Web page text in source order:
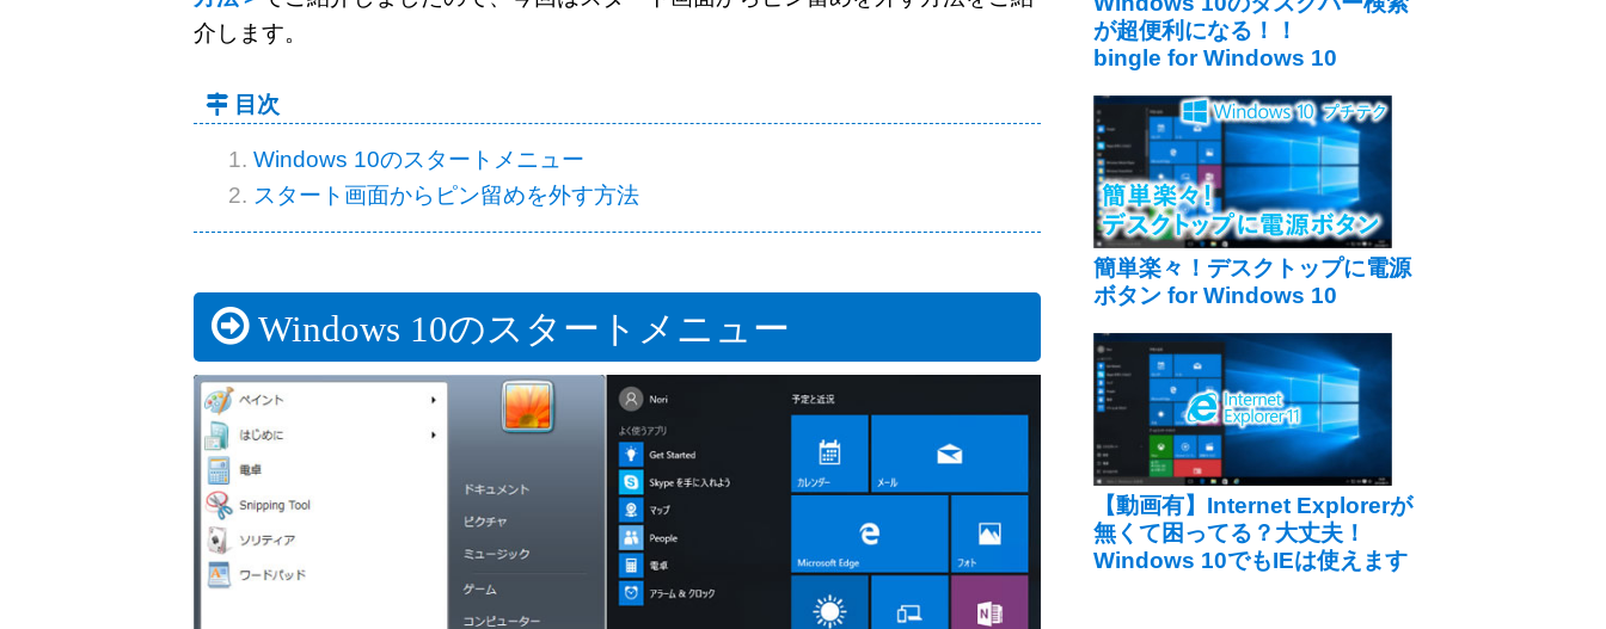
介します。
目次
Windows 10のスタートメニュー
スタート画面からピン留めを外す方法
Windows 10のスタートメニュー
が超便利になる！！
bingle for Windows 10
簡単楽々！デスクトップに電源
ボタン for Windows 10
【動画有】Internet Explorerが
無くて困ってる？大丈夫！
Windows 10でもIEは使えます